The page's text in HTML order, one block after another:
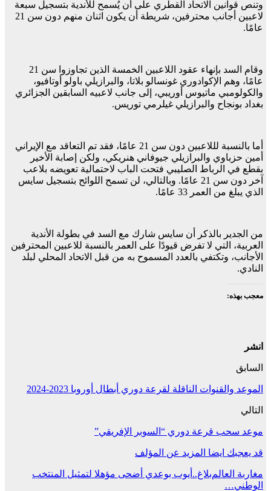
وتنص قوانين الاتحاد القطري على أن يُسمح للأندية بتسجيل سبعة
لاعبين أجانب محترفين، شريطة أن يكون اثنان منهم دون سن 21
عامًا.
وقام السد بإنهاء عقود اللاعبين الخمسة الذين تجاوزوا سن 21
عامًا، وهم الإكوادوري غونسالو بلاتا، والبرازيلي باولو أوتافيو،
والكولومبي ماتيوس أوريبي، إلى جانب لاعبيه السابقين الجزائري
بغداد بونجاح والبرازيلي غيلرمي توريس.
أما بالنسبة لللاعبين دون سن 21 عامًا، فقد تم التعاقد مع الإيراني
أمين حزباوي والبرازيلي جيوفاني هنريكي، ولكن إصابة الأخير
بقطع في الرباط الصليبي فتحت الباب لاحتمالية تعويضه بلاعب
آخر دون سن 21 عامًا. وبالتالي، لن تسمح اللوائح بتسجيل سايس
الذي يبلغ من العمر 33 عامًا.
من الجدير بالذكر أن سايس شارك مع السد في بطولة الأندية
العربية، التي لا تفرض قيودًا على العمر بالنسبة للاعبين المحترفين
الأجانب، وتكتفي بالعدد المسموح به من قبل الاتحاد المحلي لبلد
النادي.
معجب بهذه:
انشر
السابق
الموعد والقنوات الناقلة لقرعة دوري أبطال أوروبا 2023-2024
التالي
موعد سحب قرعة دوري “السوبر الإفريقي”
قد يعجبك ايضا المزيد عن المؤلف
مغاربة العالمبلاغ..أيوب بوعدي أضحى مؤهلا لتمثيل المنتخب
الوطني…